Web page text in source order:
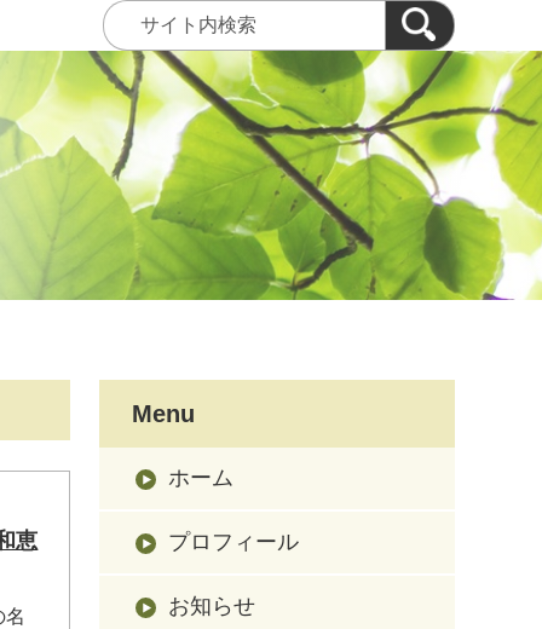
恵
名
Menu
ホーム
プロフィール
お知らせ